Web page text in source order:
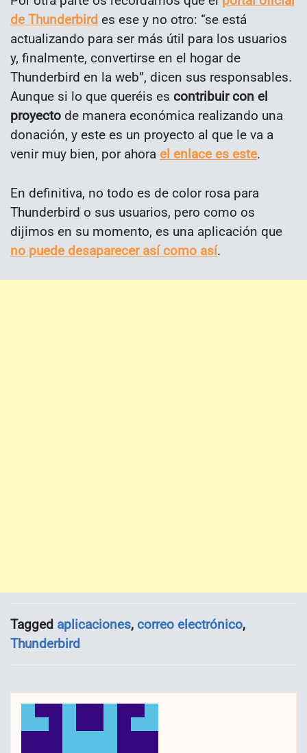
de Thunderbird es ese y no otro: “se está
actualizando para ser más útil para los usuarios
y, finalmente, convertirse en el hogar de
Thunderbird en la web”, dicen sus responsables.
Aunque si lo que queréis es contribuir con el
proyecto de manera económica realizando una
donación, y este es un proyecto al que le va a
venir muy bien, por ahora el enlace es este.
En definitiva, no todo es de color rosa para
Thunderbird o sus usuarios, pero como os
dijimos en su momento, es una aplicación que
no puede desaparecer así como así.
Tagged aplicaciones, correo electrónico,
Thunderbird